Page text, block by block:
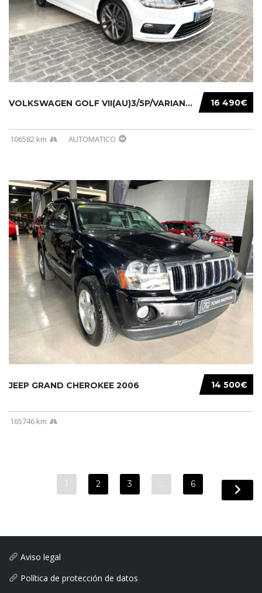
16 490€
VOLKSWAGEN GOLF VII(AU)3/5P/VARIANT(12-16 20...
106582 km AUTOMATICO
14 500€
JEEP GRAND CHEROKEE 2006
165746 km
1 2 3 … 6
Aviso legal
Política de protección de datos